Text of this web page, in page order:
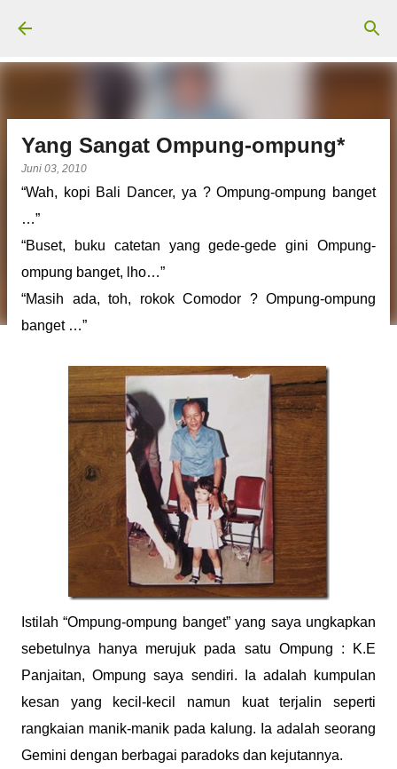
Yang Sangat Ompung-ompung*
Juni 03, 2010
“Wah, kopi Bali Dancer, ya ? Ompung-ompung banget
…”
“Buset, buku catetan yang gede-gede gini Ompung-
ompung banget, lho…”
“Masih ada, toh, rokok Comodor ? Ompung-ompung
banget …”
Istilah “Ompung-ompung banget” yang saya ungkapkan
sebetulnya hanya merujuk pada satu Ompung : K.E
Panjaitan, Ompung saya sendiri. Ia adalah kumpulan
kesan yang kecil-kecil namun kuat terjalin seperti
rangkaian manik-manik pada kalung. Ia adalah seorang
Gemini dengan berbagai paradoks dan kejutannya.